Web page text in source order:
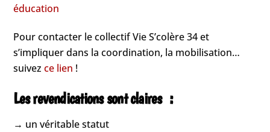
éducation
Pour contacter le collectif Vie S’colère 34 et
s’impliquer dans la coordination, la mobilisation…
suivezce lien !
Les revendications sont claires :
→ un véritable statut